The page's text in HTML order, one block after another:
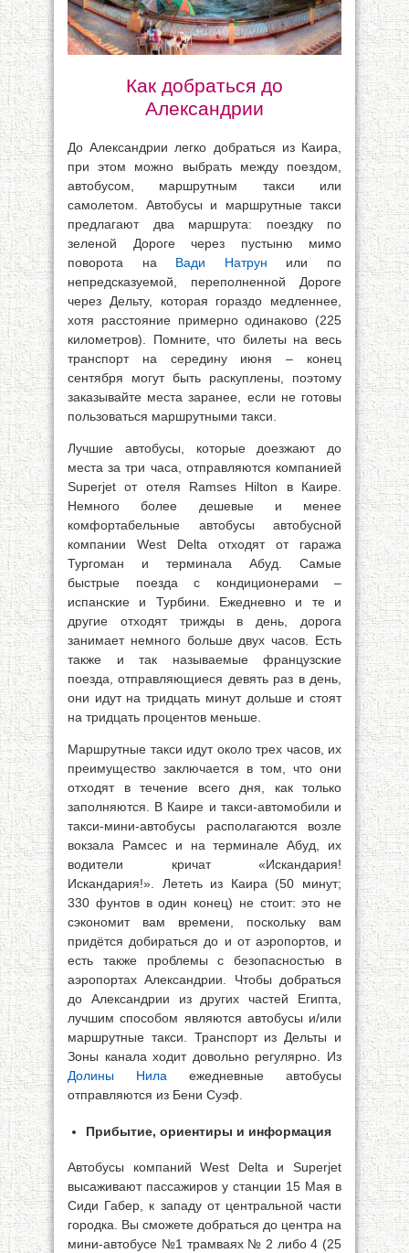
Как добраться до
Александрии
До Александрии легко добраться из Каира,
при этом можно выбрать между поездом,
автобусом, маршрутным такси или
самолетом. Автобусы и маршрутные такси
предлагают два маршрута: поездку по
зеленой Дороге через пустыню мимо
поворота на Вади Натрун или по
непредсказуемой, переполненной Дороге
через Дельту, которая гораздо медленнее,
хотя расстояние примерно одинаково (225
километров). Помните, что билеты на весь
транспорт на середину июня – конец
сентября могут быть раскуплены, поэтому
заказывайте места заранее, если не готовы
пользоваться маршрутными такси.
Лучшие автобусы, которые доезжают до
места за три часа, отправляются компанией
Superjet от отеля Ramses Hilton в Каире.
Немного более дешевые и менее
комфортабельные автобусы автобусной
компании West Delta отходят от гаража
Тургоман и терминала Абуд. Самые
быстрые поезда с кондиционерами –
испанские и Турбини. Ежедневно и те и
другие отходят трижды в день, дорога
занимает немного больше двух часов. Есть
также и так называемые французские
поезда, отправляющиеся девять раз в день,
они идут на тридцать минут дольше и стоят
на тридцать процентов меньше.
Маршрутные такси идут около трех часов, их
преимущество заключается в том, что они
отходят в течение всего дня, как только
заполняются. В Каире и такси-автомобили и
такси-мини-автобусы располагаются возле
вокзала Рамсес и на терминале Абуд, их
водители кричат «Искандария!
Искандария!». Лететь из Каира (50 минут;
330 фунтов в один конец) не стоит: это не
сэкономит вам времени, поскольку вам
придётся добираться до и от аэропортов, и
есть также проблемы с безопасностью в
аэропортах Александрии. Чтобы добраться
до Александрии из других частей Египта,
лучшим способом являются автобусы и/или
маршрутные такси. Транспорт из Дельты и
Зоны канала ходит довольно регулярно. Из
Долины Нила ежедневные автобусы
отправляются из Бени Суэф.
Прибытие, ориентиры и информация
Автобусы компаний West Delta и Superjet
высаживают пассажиров у станции 15 Мая в
Сиди Габер, к западу от центральной части
городка. Вы сможете добраться до центра на
мини-автобусе №1 трамваях № 2 либо 4 (25